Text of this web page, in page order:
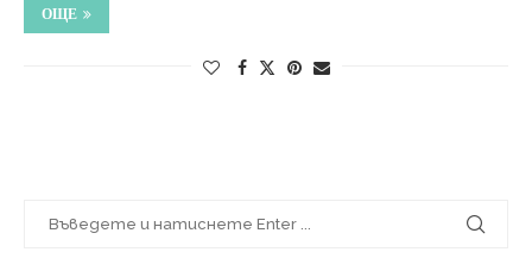
ОЩЕ